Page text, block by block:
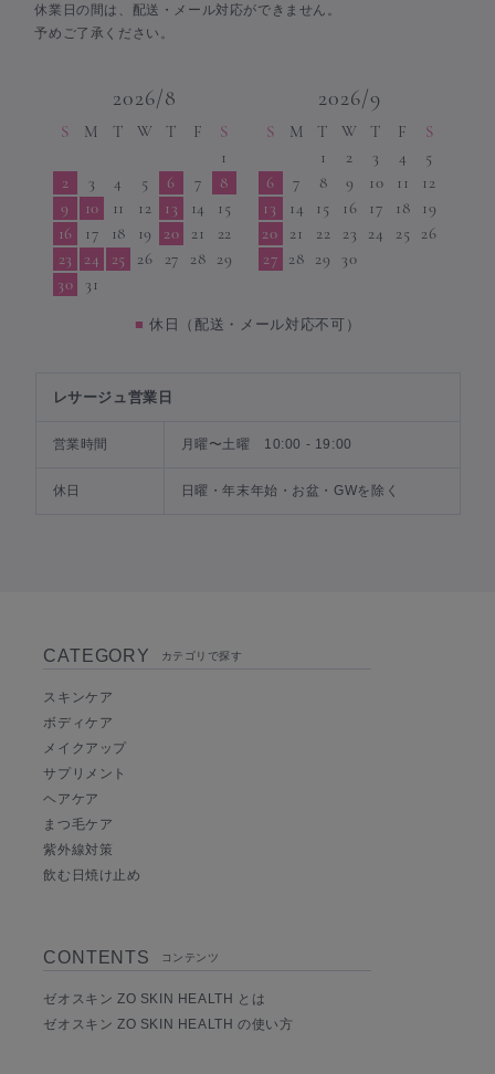
休業日の間は、配送・メール対応ができません。
予めご了承ください。
2026/8
S M T W T F
S
1
2
3 4 5 6 7
8
9
10 11 12 13 14
15
16
17 18 19 20 21
22
23
24 25 26 27 28
29
30
31
2026/9
S M T W T F
S
1
2 3 4
5
6
7 8 9 10 11
12
13
14 15 16 17 18
19
20
21 22 23 24 25
26
27
28 29 30
■ 休日（配送・メール対応不可）
レサージュ営業日
営業時間 月曜〜土曜 10:00 - 19:00
休日 日曜・年末年始・お盆・GWを除く
CATEGORY カテゴリで探す
スキンケア
ボディケア
メイクアップ
サプリメント
ヘアケア
まつ毛ケア
紫外線対策
飲む日焼け止め
CONTENTS コンテンツ
ゼオスキン ZO SKIN HEALTH とは
ゼオスキン ZO SKIN HEALTH の使い方